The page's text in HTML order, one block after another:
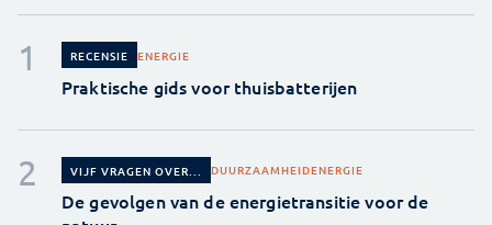
RECENSIE ENERGIE
Praktische gids voor thuisbatterijen
VIJF VRAGEN OVER... DUURZAAMHEIDENERGIE
De gevolgen van de energietransitie voor de